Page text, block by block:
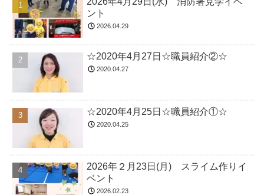
ント
2026.04.29
☆2020年4月27日☆職員紹介②☆
2020.04.27
☆2020年4月25日☆職員紹介①☆
2020.04.25
2026年２月23日(月) スライム作りイ
ベント
2026.02.23